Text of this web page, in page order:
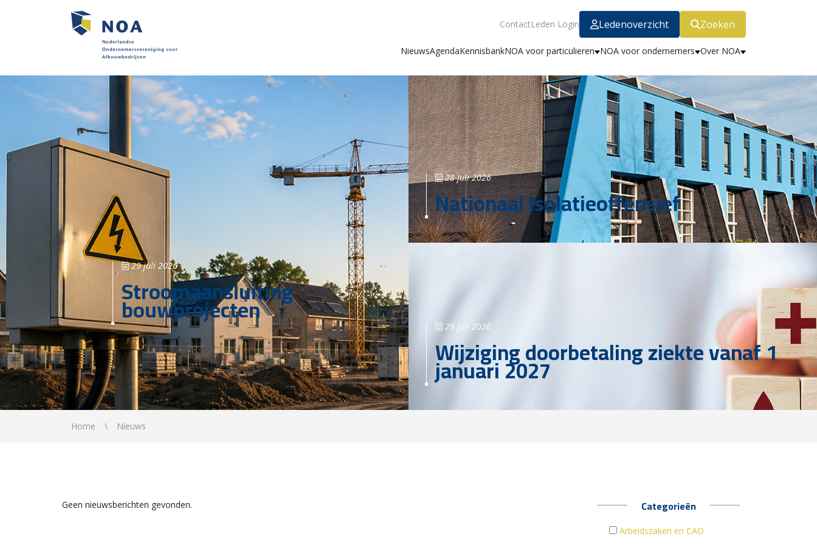
ContactLeden Login Ledenoverzicht Zoeken
NieuwsAgendaKennisbankNOA voor particulieren NOA voor ondernemers Over NOA
29 juli 2026
Stroomaansluiting
bouwprojecten
28 juli 2026
Nationaal Isolatieoffensief
29 juli 2026
Wijziging doorbetaling ziekte vanaf 1
januari 2027
Home Nieuws
Geen nieuwsberichten gevonden. Categorieën
Arbeidszaken en CAO